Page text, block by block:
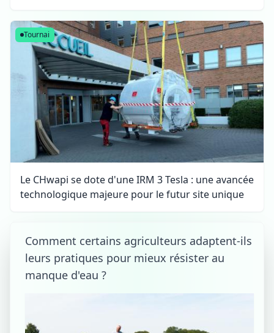
Tournai
Le CHwapi se dote d'une IRM 3 Tesla : une avancée
technologique majeure pour le futur site unique
Comment certains agriculteurs adaptent-ils
leurs pratiques pour mieux résister au
manque d'eau ?